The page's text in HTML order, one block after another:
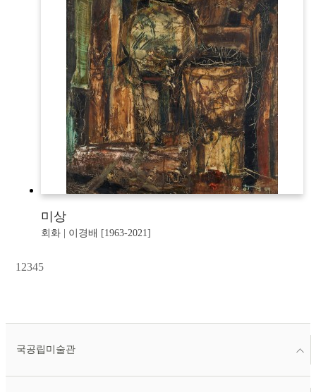
미상
회화 | 이경배 [1963-2021]
1 2345
국공립미술관